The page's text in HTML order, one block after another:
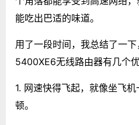
能吃出巴适的味道。
用了一段时间，我总结了一
5400XE6无线路由器有几个优
1. 网速快得飞起，就像坐飞
顿。